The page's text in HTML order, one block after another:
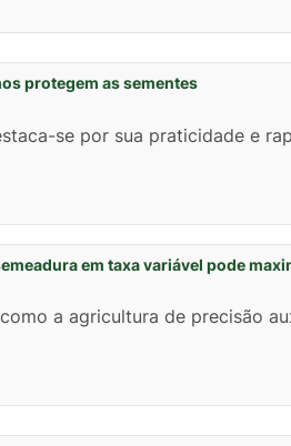
protegem as sementes
se por sua praticidade e
em taxa variável pode
a agricultura de precisão